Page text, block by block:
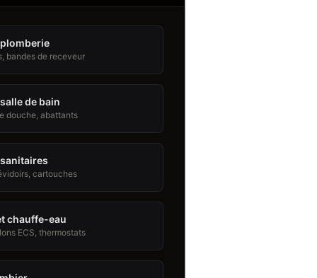
bandes de receveur
de bain
douche, abattants
cartouches
chauffe-eau
ECS, thermostats